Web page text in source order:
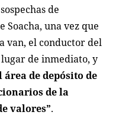
de
Soacha, una vez que
van, el conductor del
de inmediato, y
de depósito de
de la
valores”.